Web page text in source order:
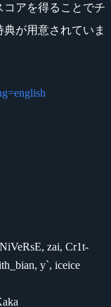
アを得ることでチ
が用意されていま
zai, Cr1t-
y`, iceice